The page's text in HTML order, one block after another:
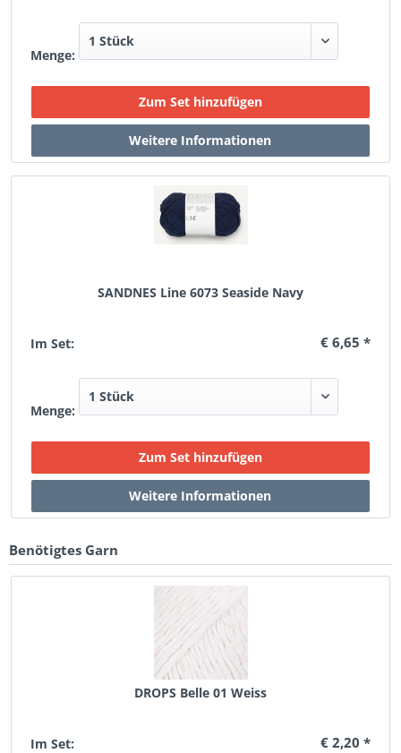
Menge:
SANDNES Line 6073 Seaside Navy
Im Set: € 6,65 *
Menge:
Benötigtes Garn
DROPS Belle 01 Weiss
Im Set: € 2,20 *